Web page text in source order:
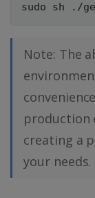
Note: The
production
creating a
your needs.